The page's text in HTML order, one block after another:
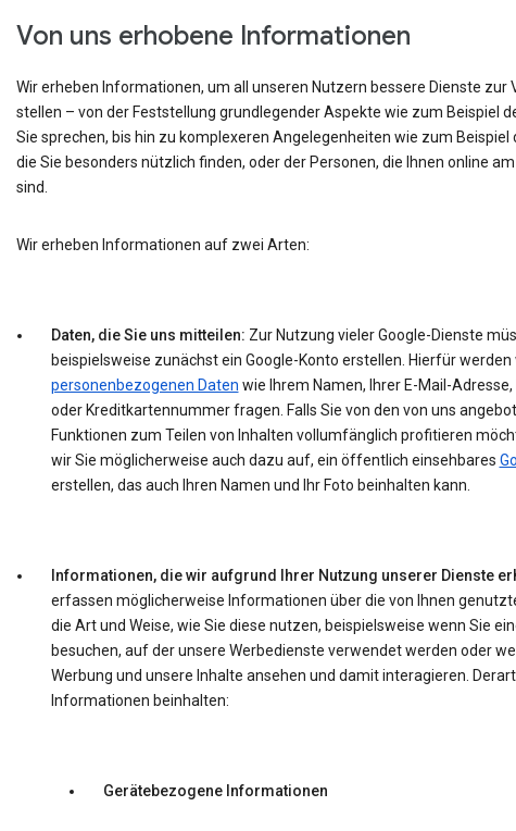
Von uns erhobene Informationen
Wir erheben Informationen, um all unseren Nutzern bessere Dienste zur
stellen – von der Feststellung grundlegender Aspekte wie zum Beispiel
Sie sprechen, bis hin zu komplexeren Angelegenheiten wie zum Beispiel
die Sie besonders nützlich finden, oder der Personen, die Ihnen online
sind.
Wir erheben Informationen auf zwei Arten:
Daten, die Sie uns mitteilen: Zur Nutzung vieler Google-Dienste
beispielsweise zunächst ein Google-Konto erstellen. Hierfür werden
personenbezogenen Daten wie Ihrem Namen, Ihrer E-Mail-
oder Kreditkartennummer fragen. Falls Sie von den von uns
Funktionen zum Teilen von Inhalten vollumfänglich profitieren
wir Sie möglicherweise auch dazu auf, ein öffentlich einsehbares
erstellen, das auch Ihren Namen und Ihr Foto beinhalten kann.
Informationen, die wir aufgrund Ihrer Nutzung unserer Dienste
erfassen möglicherweise Informationen über die von Ihnen
die Art und Weise, wie Sie diese nutzen, beispielsweise wenn Sie
besuchen, auf der unsere Werbedienste verwendet werden oder
Werbung und unsere Inhalte ansehen und damit interagieren.
Informationen beinhalten:
Gerätebezogene Informationen